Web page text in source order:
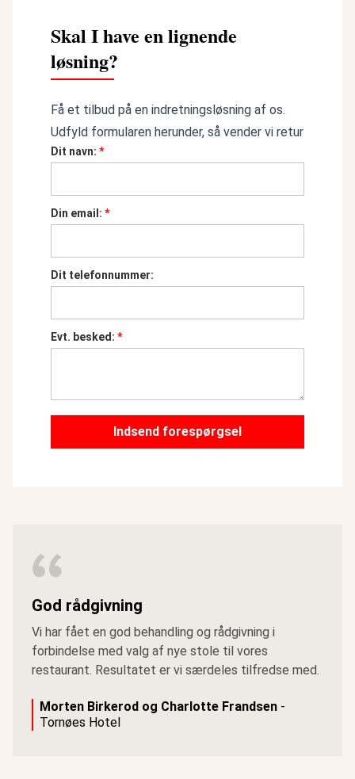
Skal I have en lignende
løsning?
Få et tilbud på en indretningsløsning af os.
Udfyld formularen herunder, så vender vi retur
Dit navn: *
Din email: *
Dit telefonnummer:
Evt. besked: *
Indsend forespørgsel
God rådgivning
Vi har fået en god behandling og rådgivning i
forbindelse med valg af nye stole til vores
restaurant. Resultatet er vi særdeles tilfredse med.
Morten Birkerod og Charlotte Frandsen -
Tornøes Hotel